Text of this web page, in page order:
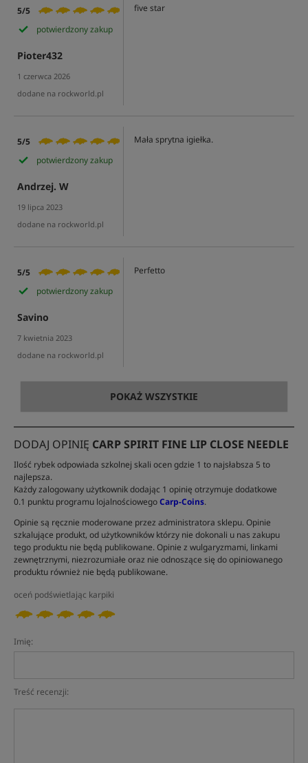
5/5
potwierdzony zakup
Pioter432
1 czerwca 2026
dodane na rockworld.pl
five star
5/5
potwierdzony zakup
Andrzej. W
19 lipca 2023
dodane na rockworld.pl
Mała sprytna igiełka.
5/5
potwierdzony zakup
Savino
7 kwietnia 2023
dodane na rockworld.pl
Perfetto
POKAŻ WSZYSTKIE
DODAJ OPINIĘ CARP SPIRIT FINE LIP CLOSE NEEDLE
Ilość rybek odpowiada szkolnej skali ocen gdzie 1 to najsłabsza 5 to
najlepsza.
Każdy zalogowany użytkownik dodając 1 opinię otrzymuje dodatkowe
0.1 punktu programu lojalnościowegoCarp-Coins.
Opinie są ręcznie moderowane przez administratora sklepu. Opinie
szkalujące produkt, od użytkowników którzy nie dokonali u nas zakupu
tego produktu nie będą publikowane. Opinie z wulgaryzmami, linkami
zewnętrznymi, niezrozumiałe oraz nie odnoszące się do opiniowanego
produktu również nie będą publikowane.
oceń podświetlając karpiki
Imię:
Treść recenzji: